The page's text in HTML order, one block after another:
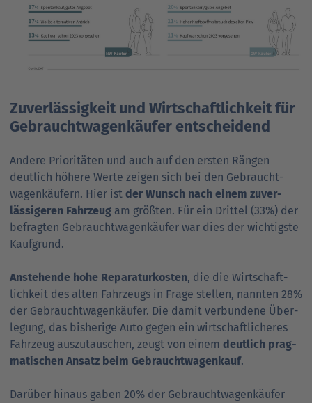
Zuverlässigkeit und Wirtschaftlichkeit für
Gebrauchtwagenkäufer entscheidend
Andere Prioritäten und auch auf den ersten Rängen
deutlich höhere Werte zeigen sich bei den Gebraucht­
wagenkäufern. Hier ist der Wunsch nach einem zuver­
lässigeren Fahr­zeug am größten. Für ein Drittel (33%) der
befragten Gebraucht­wagen­käufer war dies der wichtigste
Kauf­grund.
Anstehende hohe Repara­tur­kosten, die die Wirt­schaft­
lich­keit des alten Fahrz­eugs in Frage stellen, nannten 28%
der Gebraucht­wagen­käufer. Die damit verbun­dene Über­
legung, das bisherige Auto gegen ein wirtschaft­licheres
Fahrzeug aus­zu­tau­schen, zeugt von einem deut­lich prag­
ma­tischen Ansatz beim Gebraucht­wagen­kauf.
Darüber hinaus gaben 20% der Gebraucht­wagen­käufer